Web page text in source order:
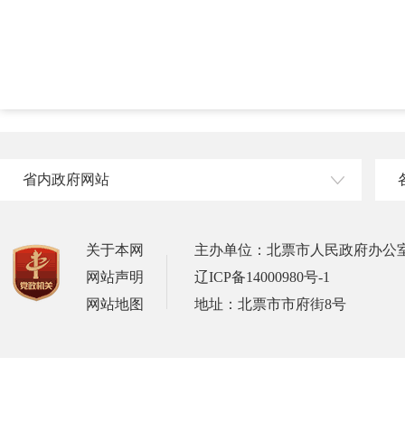
省内政府网站
关于本网
网站声明
网站地图
主办单位：北票市人民政府办公
辽ICP备14000980号-1
地址：北票市市府街8号